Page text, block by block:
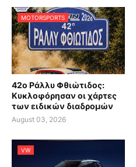
MOTORSPORTS
42ο Ράλλυ Φθιώτιδος:
Κυκλοφόρησαν οι χάρτες
των ειδικών διαδρομών
August 03, 2026
VW